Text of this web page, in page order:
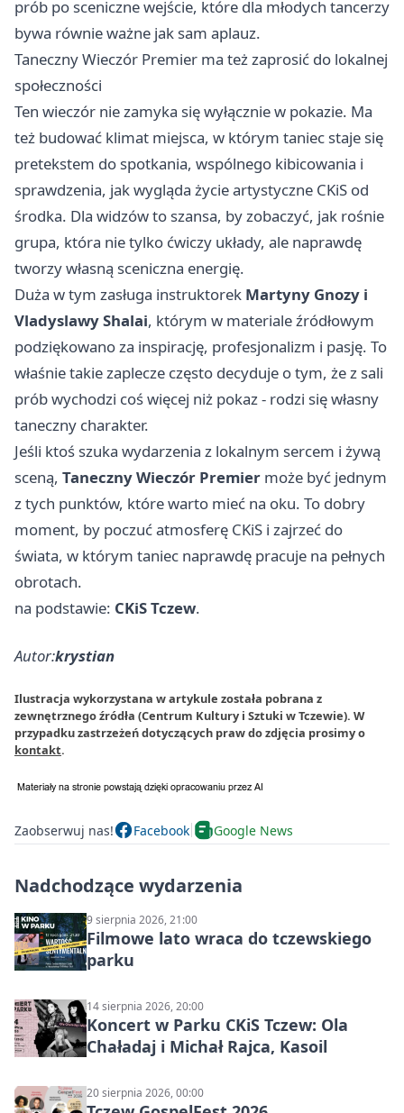
prób po sceniczne wejście, które dla młodych tancerzy
bywa równie ważne jak sam aplauz.
Taneczny Wieczór Premier ma też zaprosić do lokalnej
społeczności
Ten wieczór nie zamyka się wyłącznie w pokazie. Ma
też budować klimat miejsca, w którym taniec staje się
pretekstem do spotkania, wspólnego kibicowania i
sprawdzenia, jak wygląda życie artystyczne CKiS od
środka. Dla widzów to szansa, by zobaczyć, jak rośnie
grupa, która nie tylko ćwiczy układy, ale naprawdę
tworzy własną sceniczna energię.
Duża w tym zasługa instruktorek Martyny Gnozy i
Vladyslawy Shalai, którym w materiale źródłowym
podziękowano za inspirację, profesjonalizm i pasję. To
właśnie takie zaplecze często decyduje o tym, że z sali
prób wychodzi coś więcej niż pokaz - rodzi się własny
taneczny charakter.
Jeśli ktoś szuka wydarzenia z lokalnym sercem i żywą
sceną, Taneczny Wieczór Premier może być jednym
z tych punktów, które warto mieć na oku. To dobry
moment, by poczuć atmosferę CKiS i zajrzeć do
świata, w którym taniec naprawdę pracuje na pełnych
obrotach.
na podstawie: CKiS Tczew.
Autor:krystian
Ilustracja wykorzystana w artykule została pobrana z
zewnętrznego źródła (Centrum Kultury i Sztuki w Tczewie). W
przypadku zastrzeżeń dotyczących praw do zdjęcia prosimy o
kontakt.
Zaobserwuj nas! Facebook Google News
Nadchodzące wydarzenia
9 sierpnia 2026, 21:00
Filmowe lato wraca do tczewskiego
parku
14 sierpnia 2026, 20:00
Koncert w Parku CKiS Tczew: Ola
Chaładaj i Michał Rajca, Kasoil
20 sierpnia 2026, 00:00